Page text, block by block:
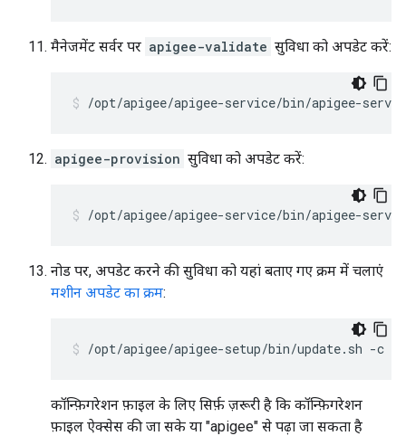
मैनेजमेंट सर्वर पर apigee-validate सुविधा को अपडेट करें:
/opt/apigee/apigee-service/bin/apigee-
apigee-provision सुविधा को अपडेट करें:
/opt/apigee/apigee-service/bin/apigee-
नोड पर, अपडेट करने की सुविधा को यहां बताए गए क्रम में चलाएं
मशीन अपडेट का क्रम:
/opt/apigee/apigee-setup/bin/update.sh -c
कॉन्फ़िगरेशन फ़ाइल के लिए सिर्फ़ ज़रूरी है कि कॉन्फ़िगरेशन
फ़ाइल ऐक्सेस की जा सके या "apigee" से पढ़ा जा सकता है